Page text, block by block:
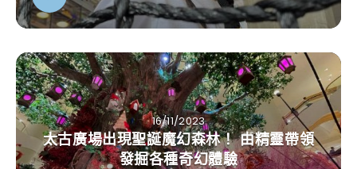
16/11/2023
太古廣場出現聖誕魔幻森林！ 由精靈帶領
發掘各種奇幻體驗